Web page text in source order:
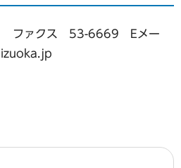
ファクス 53-6669 Eメー